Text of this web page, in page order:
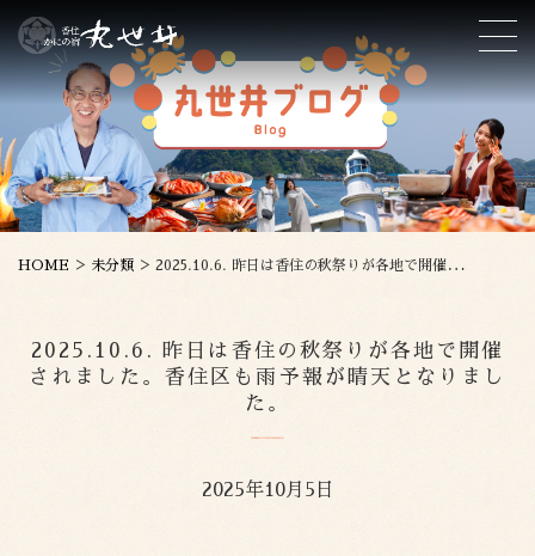
HOME > 未分類 > 2025.10.6. 昨日は香住の秋祭りが各地で開催されました。香住区も雨予報が晴天となりました。
2025.10.6. 昨日は香住の秋祭りが各地で開催
されました。香住区も雨予報が晴天となりまし
た。
2025年10月5日